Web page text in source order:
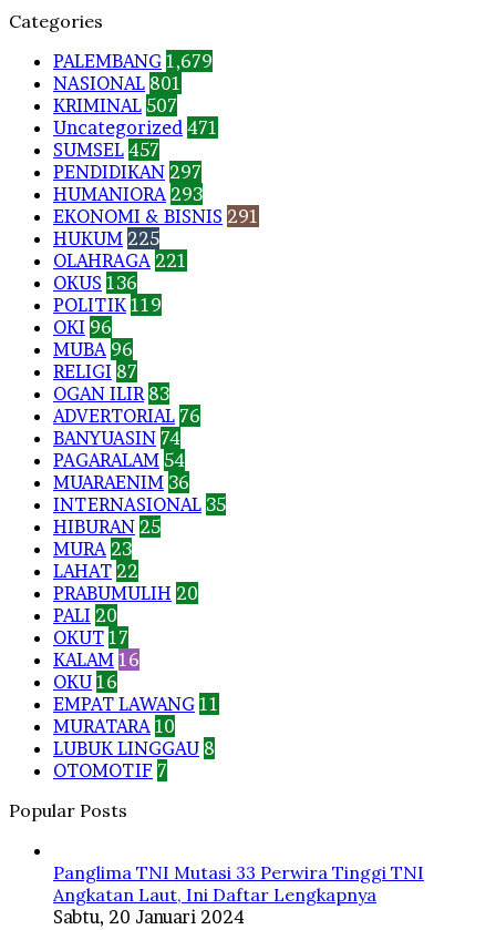
Categories
PALEMBANG 1,679
NASIONAL 801
KRIMINAL 507
Uncategorized 471
SUMSEL 457
PENDIDIKAN 297
HUMANIORA 293
EKONOMI & BISNIS 291
HUKUM 225
OLAHRAGA 221
OKUS 136
POLITIK 119
OKI 96
MUBA 96
RELIGI 87
OGAN ILIR 83
ADVERTORIAL 76
BANYUASIN 74
PAGARALAM 54
MUARAENIM 36
INTERNASIONAL 35
HIBURAN 25
MURA 23
LAHAT 22
PRABUMULIH 20
PALI 20
OKUT 17
KALAM 16
OKU 16
EMPAT LAWANG 11
MURATARA 10
LUBUK LINGGAU 8
OTOMOTIF 7
Popular Posts
Panglima TNI Mutasi 33 Perwira Tinggi TNI
Angkatan Laut, Ini Daftar Lengkapnya
Sabtu, 20 Januari 2024